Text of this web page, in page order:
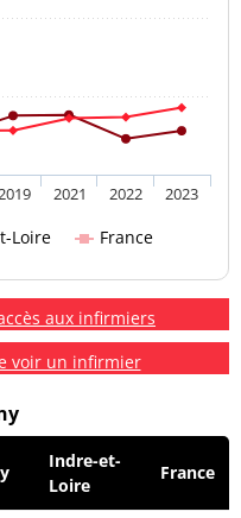
Loire France
2021 2022 2023
aux infirmiers
voir un infirmier
Indre-et-
Loire
France